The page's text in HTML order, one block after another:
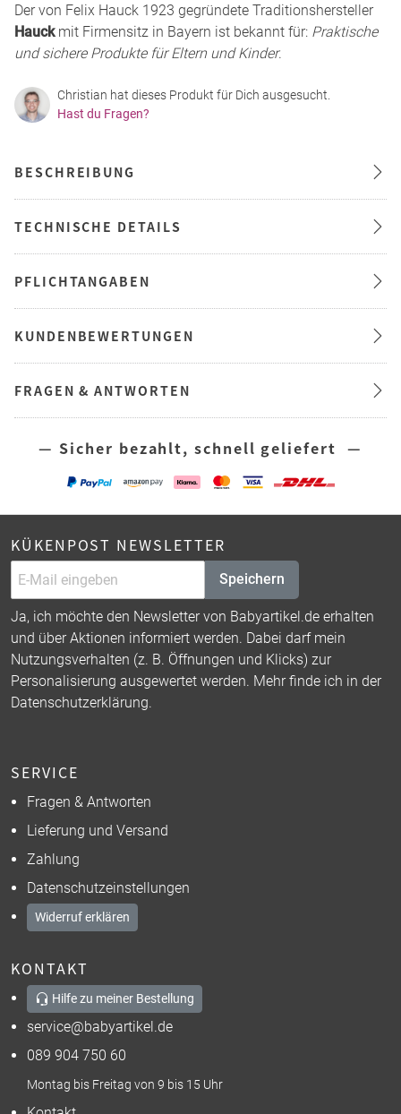
Der von Felix Hauck 1923 gegründete Traditionshersteller
Hauckmit Firmensitz in Bayern ist bekannt für: Praktische
und sichere Produkte für Eltern und Kinder.
Christian hat dieses Produkt für Dich ausgesucht.
Hast du Fragen?
BESCHREIBUNG
TECHNISCHE DETAILS
PFLICHTANGABEN
KUNDENBEWERTUNGEN
FRAGEN & ANTWORTEN
— Sicher bezahlt, schnell geliefert —
KÜKENPOST NEWSLETTER
Speichern
Ja, ich möchte den Newsletter von Babyartikel.de erhalten
und über Aktionen informiert werden. Dabei darf mein
Nutzungsverhalten (z. B. Öffnungen und Klicks) zur
Personalisierung ausgewertet werden. Mehr finde ich in der
Datenschutzerklärung.
SERVICE
Fragen & Antworten
Lieferung und Versand
Zahlung
Datenschutzeinstellungen
Widerruf erklären
KONTAKT
Hilfe zu meiner Bestellung
service@babyartikel.de
089 904 750 60
Montag bis Freitag von 9 bis 15 Uhr